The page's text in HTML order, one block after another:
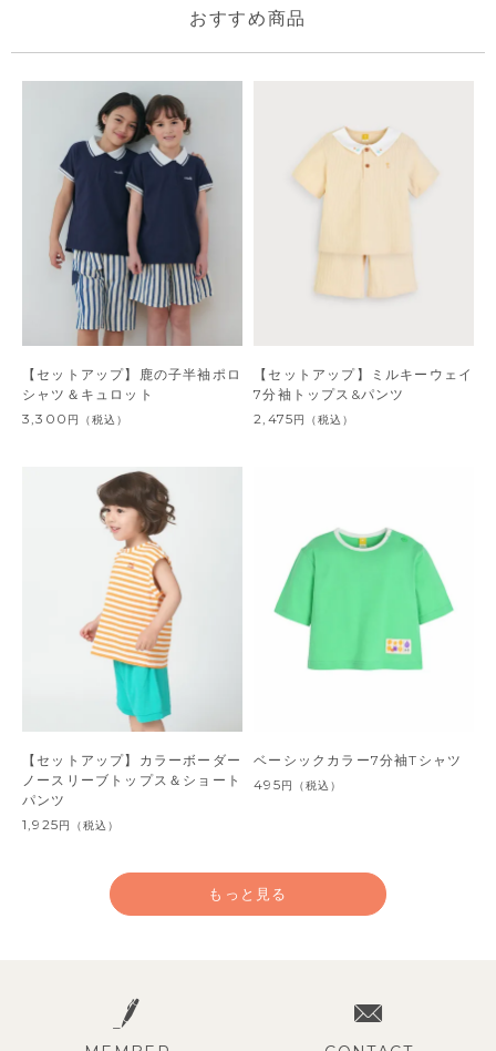
おすすめ商品
【セットアップ】鹿の子半袖ポロ
シャツ＆キュロット
3,300 円 （税込）
【セットアップ】ミルキーウェイ
7分袖トップス&パンツ
2,475円 （税込）
【セットアップ】カラーボーダー
ノースリーブトップス＆ショート
パンツ
1,925円 （税込）
ベーシックカラー7分袖Tシャツ
495円 （税込）
もっと見る